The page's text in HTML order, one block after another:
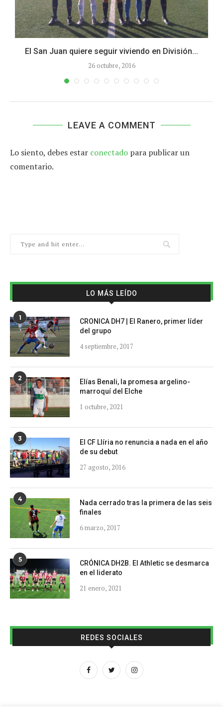
El San Juan quiere seguir viviendo en División...
26 octubre, 2016
LEAVE A COMMENT
Lo siento, debes estar conectado para publicar un
comentario.
LO MÁS LEÍDO
1
CRONICA DH7 | El Ranero, primer líder
del grupo
4 septiembre, 2017
2
Elías Benali, la promesa argelino-
marroquí del Elche
1 octubre, 2021
3
El CF Llíria no renuncia a nada en el año
de su debut
27 agosto, 2016
4
Nada cerrado tras la primera de las seis
finales
6 marzo, 2017
5
CRÓNICA DH2B. El Athletic se desmarca
en el liderato
21 enero, 2021
REDES SOCIALES